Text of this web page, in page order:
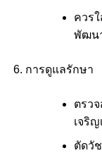
ควร
พัฒน
การดูแลรักษา
ตรว
เจริ
ตัดวั